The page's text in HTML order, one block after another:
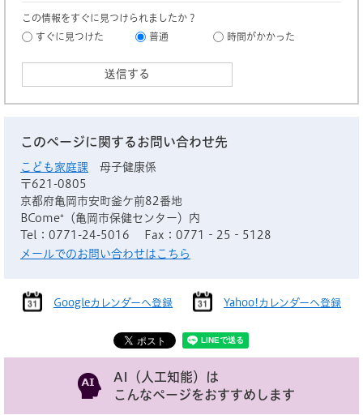
この情報をすぐに見つけられましたか？
すぐに見つけた
普通 時間がかかった
このページに関するお問い合わせ先
こども家庭課
母子健康係
〒621-0805
京都府亀岡市安町釜ケ前82番地
BCome⁺（亀岡市保健センター）内
Tel：0771-24-5016
Fax：0771‐25‐5128
メールでのお問い合わせはこちら
Googleカレンダーへ登録 Yahoo!カレンダーへ登録
AI（人工知能）は
こんなページをおすすめします